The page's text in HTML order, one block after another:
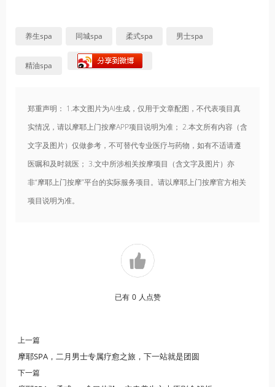
养生spa 同城spa 柔式spa 男士spa
精油spa
郑重声明： 1.本文图片为AI生成，仅用于文章配图，不代表项目真
实情况，请以摩耶上门按摩APP项目说明为准； 2.本文所有内容（含
文字及图片）仅做参考，不可替代专业医疗与药物，如有不适请遵
医嘱和及时就医； 3.文中所涉相关按摩项目（含文字及图片）亦
非“摩耶上门按摩”平台的实际服务项目。请以摩耶上门按摩官方相关
项目说明为准。
已有 0 人点赞
上一篇
摩耶SPA，二月男士专属疗愈之旅，下一站就是团圆
下一篇